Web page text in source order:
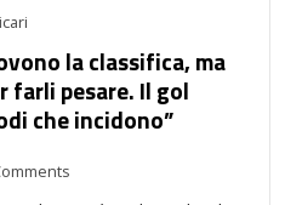
la classifica, ma
farli pesare. Il gol
che incidono”